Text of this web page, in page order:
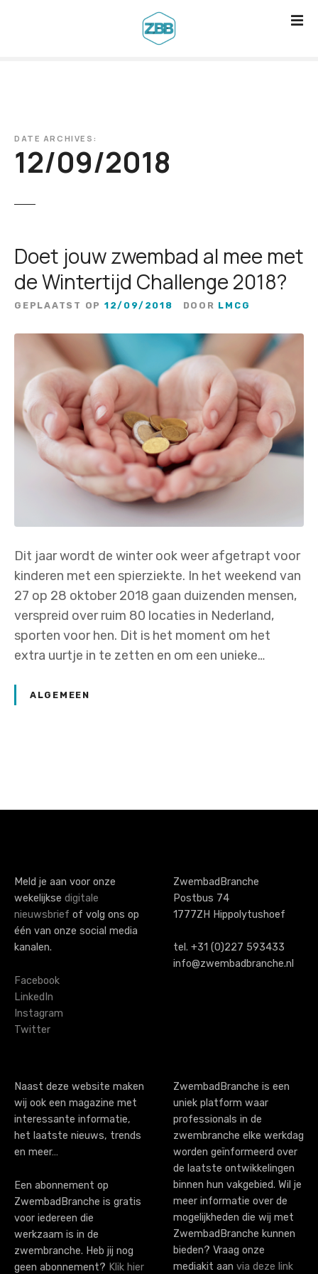
DATE ARCHIVES:
12/09/2018
Doet jouw zwembad al mee met
de Wintertijd Challenge 2018?
GEPLAATST OP 12/09/2018 DOOR LMCG
Dit jaar wordt de winter ook weer afgetrapt voor
kinderen met een spierziekte. In het weekend van
27 op 28 oktober 2018 gaan duizenden mensen,
verspreid over ruim 80 locaties in Nederland,
sporten voor hen. Dit is het moment om het
extra uurtje in te zetten en om een unieke…
ALGEMEEN
o
s
n
a
i
g
a
i
o
n
Meld je aan voor onze
wekelijkse digitale
nieuwsbrief of volg ons op
één van onze social media
kanalen.
Facebook
LinkedIn
Instagram
Twitter
ZwembadBranche
Postbus 74
1777ZH Hippolytushoef
tel. +31 (0)227 593433
info@zwembadbranche.nl
Naast deze website maken
wij ook een magazine met
interessante informatie,
het laatste nieuws, trends
en meer…
Een abonnement op
ZwembadBranche is gratis
voor iedereen die
werkzaam is in de
zwembranche. Heb jij nog
geen abonnement? Klik hier
ZwembadBranche is een
uniek platform waar
professionals in de
zwembranche elke werkdag
worden geïnformeerd over
de laatste ontwikkelingen
binnen hun vakgebied. Wil je
meer informatie over de
mogelijkheden die wij met
ZwembadBranche kunnen
bieden? Vraag onze
mediakit aan via deze link